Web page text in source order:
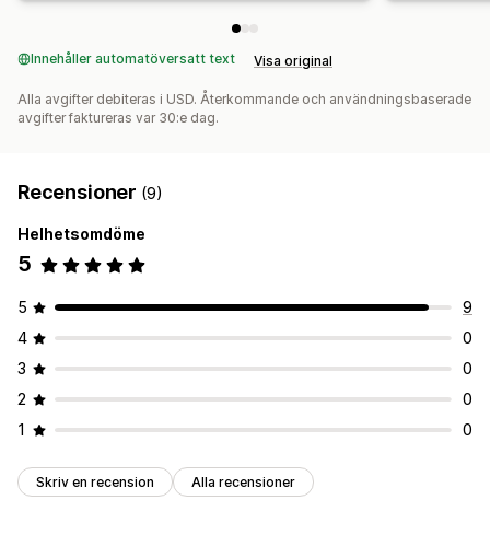
Innehåller automatöversatt text Visa original
Alla avgifter debiteras i USD. Återkommande och användningsbaserade
avgifter faktureras var 30:e dag.
Recensioner (9)
Helhetsomdöme
5
5
9
4
0
3
0
2
0
1
0
Skriv en recension Alla recensioner